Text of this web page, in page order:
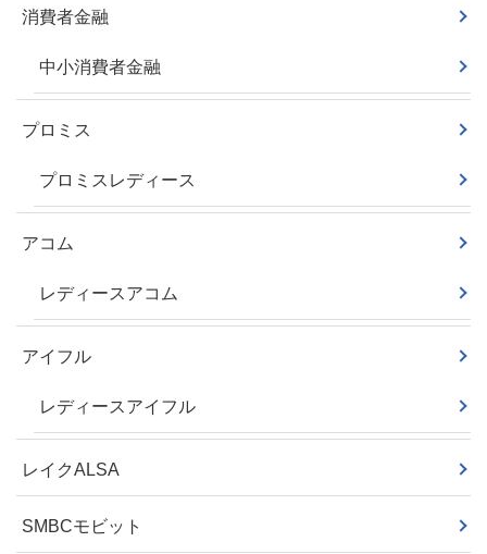
消費者金融
中小消費者金融
プロミス
プロミスレディース
アコム
レディースアコム
アイフル
レディースアイフル
レイクALSA
SMBCモビット